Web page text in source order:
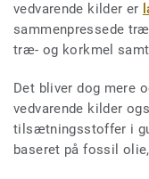
vedvarende kilder er
sammenpressede
træ- og korkmel
Det bliver dog mere
vedvarende kilder
tilsætningsstoffer i
baseret på fossil